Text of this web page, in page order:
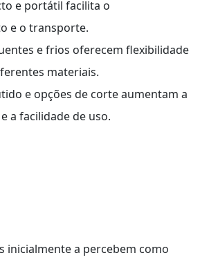
e portátil facilita o
e o transporte.
e frios oferecem flexibilidade
materiais.
e opções de corte aumentam a
a facilidade de uso.
inicialmente a percebem como